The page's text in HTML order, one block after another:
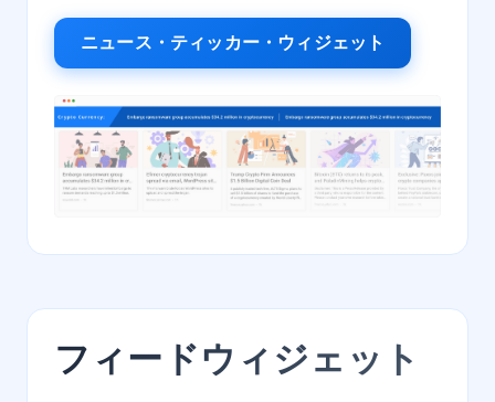
ニュース・ティッカー・ウィジェット
フィードウィジェット